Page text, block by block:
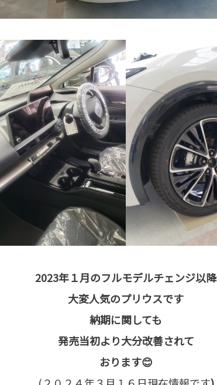
2023年１月のフルモデルチェンジ以降
大変人気のプリウスです
納期に関しても
発売当初より大分改善されて
おります😊